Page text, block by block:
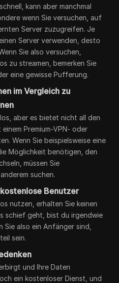
kann aber manchmal
wenn Sie versuchen, auf
Server zuzugreifen. Je
Server verwenden, desto
Sie also versuchen,
zu streamen, bemerken Sie
eine gewisse Pufferung.
im Vergleich zu
aber es bietet nicht all den
Premium-VPN- oder
Wenn Sie beispielsweise eine
Möglichkeit benötigen, den
müssen Sie
suchen.
Benutzer
nutzen, erhalten Sie keinen
schief geht, bist du irgendwie
Sie also ein Anfänger sind,
sein.
und Ihre Daten
ein kostenloser Dienst, und